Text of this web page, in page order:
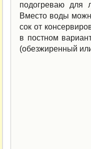
подогреваю для
Вместо воды
сок от
в постном
(обезжиренный